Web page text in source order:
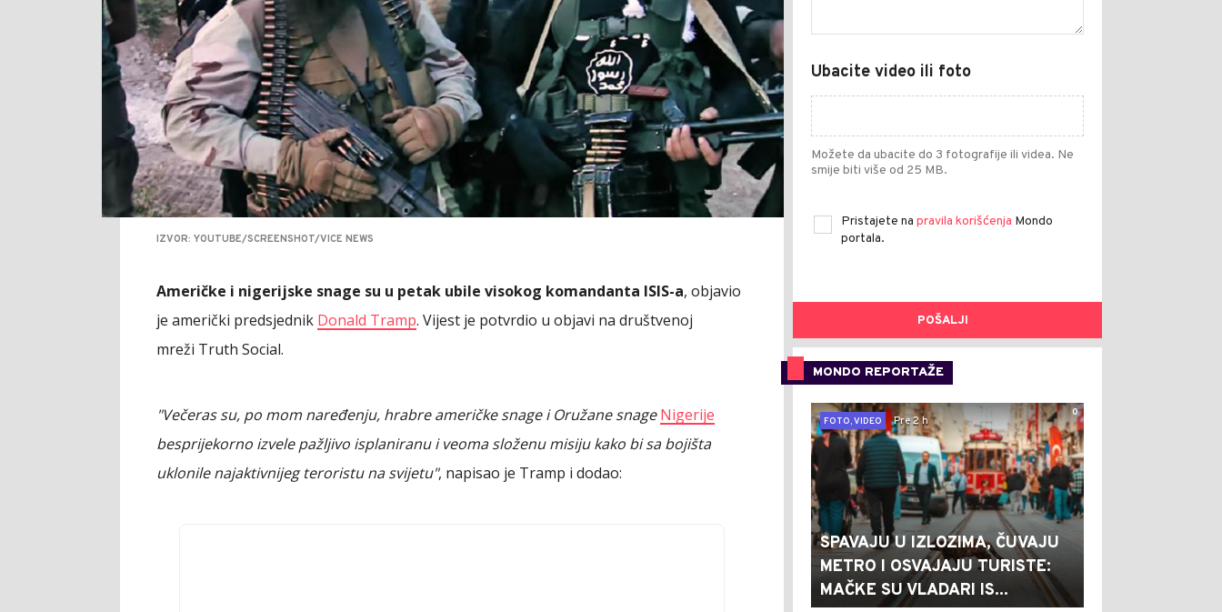
IZVOR: YOUTUBE/SCREENSHOT/VICE NEWS
Američke i nigerijske snage su u petak ubile visokog komandanta ISIS-a, objavio
je američki predsjednik Donald Tramp. Vijest je potvrdio u objavi na društvenoj
mreži Truth Social.
"Večeras su, po mom naređenju, hrabre američke snage i Oružane snageNigerije
besprijekorno izvele pažljivo isplaniranu i veoma složenu misiju kako bi sa bojišta
uklonile najaktivnijeg teroristu na svijetu", napisao je Tramp i dodao:
Ubacite video ili foto
Možete da ubacite do 3 fotografije ili videa. Ne
smije biti više od 25 MB.
Pristajete na pravila korišćenja Mondo
portala.
POŠALJI
MONDO REPORTAŽE
0
FOTO, VIDEO
Pre 2 h
SPAVAJU U IZLOZIMA, ČUVAJU
METRO I OSVAJAJU TURISTE:
MAČKE SU VLADARI IS...